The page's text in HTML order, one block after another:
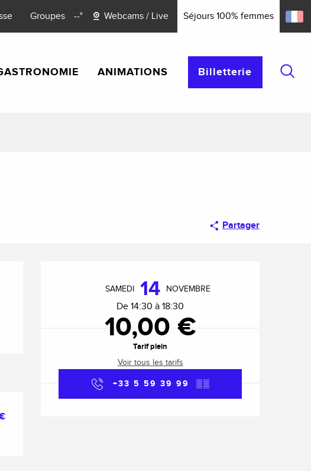
Groupes --° Webcams / Live Séjours 100% femmes
ANIMATIONS Billetterie
Partager
SAMEDI 14 NOVEMBRE
De 14:30 à 18:30
10,00 €
Tarif plein
Voir tous les tarifs
+33 5 59 39 99 ▒▒